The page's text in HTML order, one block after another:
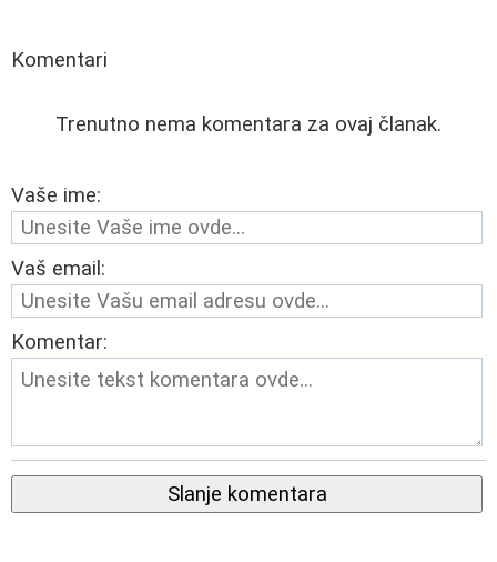
Komentari
Trenutno nema komentara za ovaj članak.
Vaše ime:
Vaš email:
Komentar:
Slanje komentara